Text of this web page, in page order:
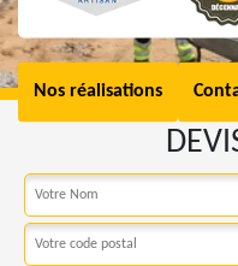
Nos réalisations